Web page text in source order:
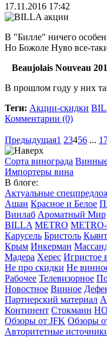
17.11.2016 17:42
В "Билле" ничего
Но Божоле Нуво все-
Beaujolais Nouveau
В прошлом году у них
Теги: Акции-скидки
Комментарии (0)
Предыдущая1 23456 ...
Сорта винограда
Импортеры вина
В блоге:
Актуальные
Ашан Красное и Белое
Винлаб Ароматный Мир
BILLA METRO
Карусель Бристоль
Крым Инкерман
Мадера Херес Игристое
Не про скидки Не
Рабочее Телевизорное
Новостное Винное
Партнерский материал
Континент Стокманн
Обзоры от JFK Обзоры
Авторитетные